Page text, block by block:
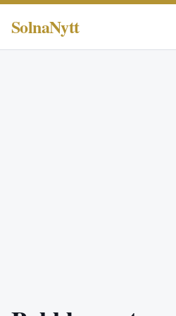
SolnaNytt